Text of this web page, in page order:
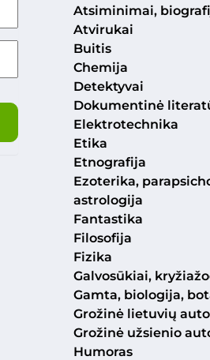
Atsiminimai,
Atvirukai
Buitis
Chemija
Detektyvai
Dokumentinė
Elektrotechnika
Etika
Etnografija
Ezoterika,
astrologija
Fantastika
Filosofija
Fizika
Galvosūkiai,
Gamta, biologija,
Grožinė lietuvių
Grožinė užsienio
Humoras